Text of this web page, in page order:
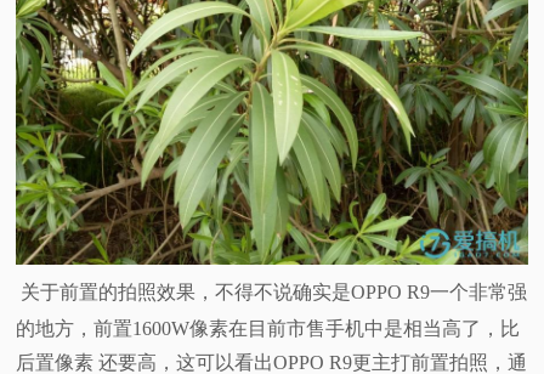
关于前置的拍照效果，不得不说确实是OPPO R9一个非常强
的地方，前置1600W像素在目前市售手机中是相当高了，比
后置像素 还要高，这可以看出OPPO R9更主打前置拍照，通